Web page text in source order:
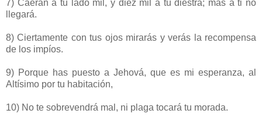
7) Caerán a tu lado mil, y diez mil a tu diestra; mas a ti no
llegará.
8) Ciertamente con tus ojos mirarás y verás la recompensa
de los impíos.
9) Porque has puesto a Jehová, que es mi esperanza, al
Altísimo por tu habitación,
10) No te sobrevendrá mal, ni plaga tocará tu morada.